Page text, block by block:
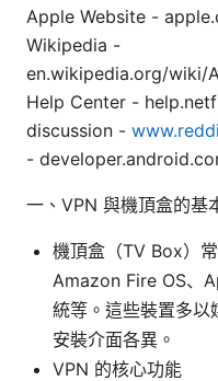
Apple Website -
Wikipedia -
en.wikipedia.org/wiki/
Help Center -
discussion -
-
一、VPN 與機頂盒的基
機頂盒（TV Box）
Amazon Fire OS、
統等。這些裝置多以
安裝介面各異。
VPN 的核心功能